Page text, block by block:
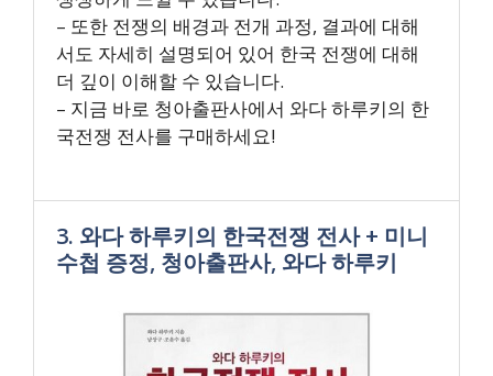
– 또한 전쟁의 배경과 전개 과정, 결과에 대해
서도 자세히 설명되어 있어 한국 전쟁에 대해
더 깊이 이해할 수 있습니다.
– 지금 바로 청아출판사에서 와다 하루키의 한
국전쟁 전사를 구매하세요!
3. 와다 하루키의 한국전쟁 전사 + 미니
수첩 증정, 청아출판사, 와다 하루키